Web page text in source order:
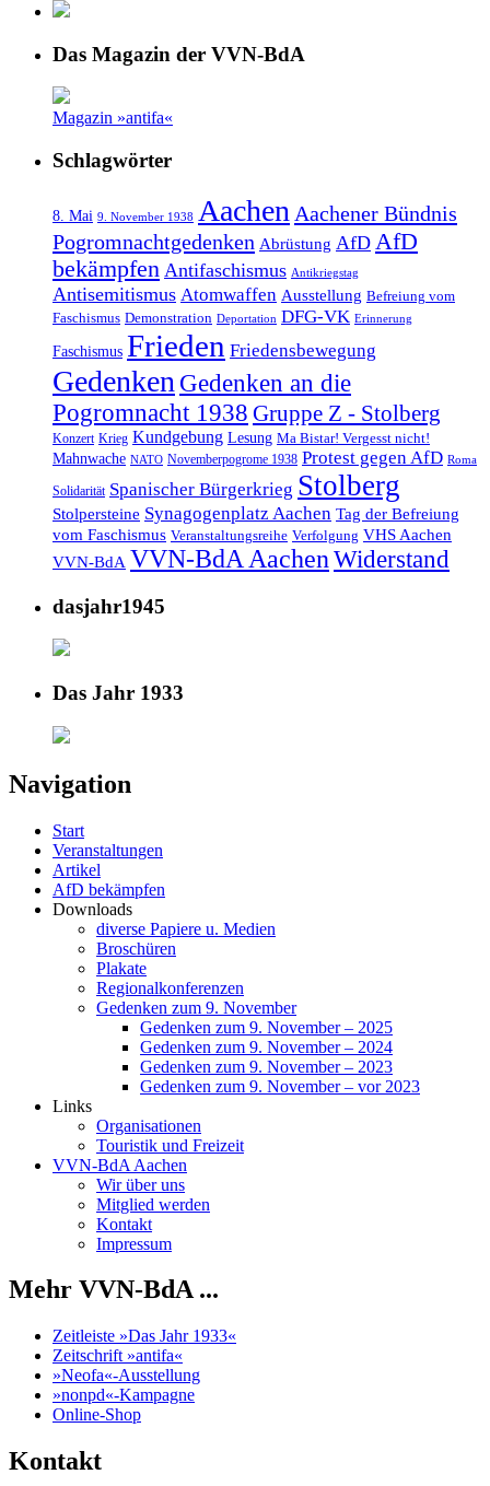
Das Magazin der VVN-BdA
Magazin »antifa«
Schlagwörter
8. Mai 9. November 1938 Aachen Aachener Bündnis
Pogromnachtgedenken Abrüstung AfD AfD
bekämpfen Antifaschismus Antikriegstag
Antisemitismus Atomwaffen Ausstellung Befreiung vom
Faschismus Demonstration Deportation DFG-VK Erinnerung
Faschismus Frieden Friedensbewegung
Gedenken Gedenken an die
Pogromnacht 1938 Gruppe Z - Stolberg
Konzert Krieg Kundgebung Lesung Ma Bistar! Vergesst nicht!
Mahnwache NATO Novemberpogrome 1938 Protest gegen AfD Roma
Solidarität Spanischer Bürgerkrieg Stolberg
Stolpersteine Synagogenplatz Aachen Tag der Befreiung
vom Faschismus Veranstaltungsreihe Verfolgung VHS Aachen
VVN-BdA VVN-BdA AachenWiderstand
dasjahr1945
Das Jahr 1933
Navigation
Start
Veranstaltungen
Artikel
AfD bekämpfen
Downloads
diverse Papiere u. Medien
Broschüren
Plakate
Regionalkonferenzen
Gedenken zum 9. November
Gedenken zum 9. November – 2025
Gedenken zum 9. November – 2024
Gedenken zum 9. November – 2023
Gedenken zum 9. November – vor 2023
Links
Organisationen
Touristik und Freizeit
VVN-BdA Aachen
Wir über uns
Mitglied werden
Kontakt
Impressum
Mehr VVN-BdA ...
Zeitleiste »Das Jahr 1933«
Zeitschrift »antifa«
»Neofa«-Ausstellung
»nonpd«-Kampagne
Online-Shop
Kontakt